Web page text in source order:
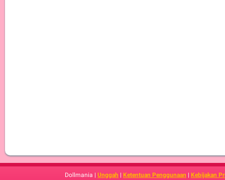
Dollmania | Unggah | Ketentuan Penggunaan | Kebijakan